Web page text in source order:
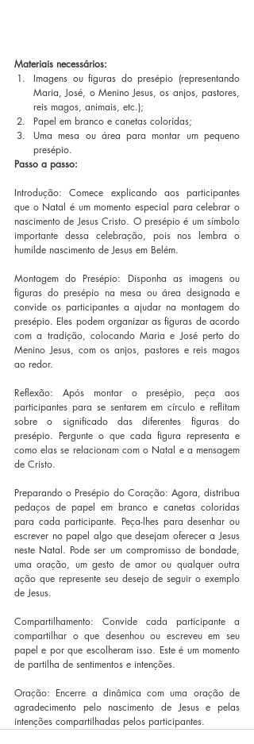
Materiais necessários:
Imagens ou figuras do presépio (representando
Maria, José, o Menino Jesus, os anjos, pastores,
reis magos, animais, etc.);
Papel em branco e canetas coloridas;
Uma mesa ou área para montar um pequeno
presépio.
Passo a passo:
Introdução: Comece explicando aos participantes
que o Natal é um momento especial para celebrar o
nascimento de Jesus Cristo. O presépio é um símbolo
importante dessa celebração, pois nos lembra o
humilde nascimento de Jesus em Belém.
Montagem do Presépio: Disponha as imagens ou
figuras do presépio na mesa ou área designada e
convide os participantes a ajudar na montagem do
presépio. Eles podem organizar as figuras de acordo
com a tradição, colocando Maria e José perto do
Menino Jesus, com os anjos, pastores e reis magos
ao redor.
Reflexão: Após montar o presépio, peça aos
participantes para se sentarem em círculo e reflitam
sobre o significado das diferentes figuras do
presépio. Pergunte o que cada figura representa e
como elas se relacionam com o Natal e a mensagem
de Cristo.
Preparando o Presépio do Coração: Agora, distribua
pedaços de papel em branco e canetas coloridas
para cada participante. Peça-lhes para desenhar ou
escrever no papel algo que desejam oferecer a Jesus
neste Natal. Pode ser um compromisso de bondade,
uma oração, um gesto de amor ou qualquer outra
ação que represente seu desejo de seguir o exemplo
de Jesus.
Compartilhamento: Convide cada participante a
compartilhar o que desenhou ou escreveu em seu
papel e por que escolheram isso. Este é um momento
de partilha de sentimentos e intenções.
Oração: Encerre a dinâmica com uma oração de
agradecimento pelo nascimento de Jesus e pelas
intenções compartilhadas pelos participantes.